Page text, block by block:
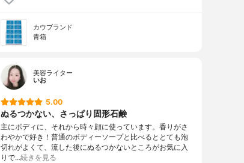
カウブランド
青箱
美容ライター
いお
5.00
ぬるつかない、さっぱり固形石鹸
主にボディに、それから時々顔に使っています。香りがさ
わやかで好き！普通のボディーソープと比べるととても泡
切れがよくて、流した後にぬるつかないところがお気に入
りで…続きを見る